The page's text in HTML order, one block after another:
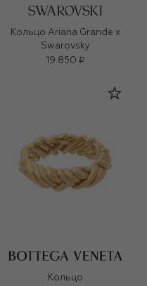
Кольцо Ariana Grande x
Swarovsky
19 850 ₽
Кольцо